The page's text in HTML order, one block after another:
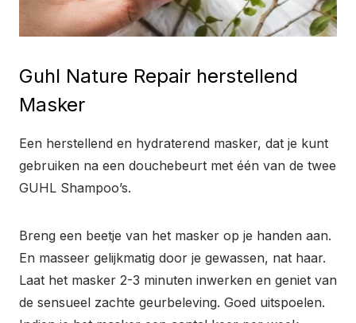
Guhl Nature Repair herstellend
Masker
Een herstellend en hydraterend masker, dat je kunt
gebruiken na een douchebeurt met één van de twee
GUHL Shampoo’s.
Breng een beetje van het masker op je handen aan.
En masseer gelijkmatig door je gewassen, nat haar.
Laat het masker 2-3 minuten inwerken en geniet van
de sensueel zachte geurbeleving. Goed uitspoelen.